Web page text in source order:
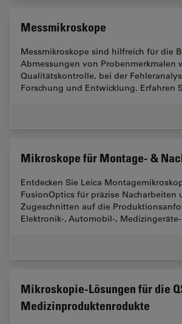
Messmikroskope
Messmikroskope sind hilfreich für die
Abmessungen von Probenmerkmalen
Qualitätskontrolle, bei der
Forschung und Entwicklung. Erfahren
Mikroskope für Montage- &
Entdecken Sie Leica
FusionOptics für präzise Nacharbeiten
Zugeschnitten auf die
Elektronik-, Automobil-,
Mikroskopie-Lösungen für die
Medizinproduktenrodukte